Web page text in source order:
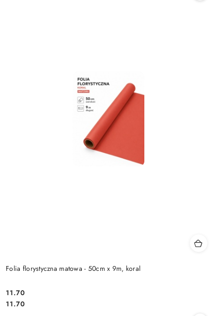
Folia florystyczna matowa - 50cm x 9m, koral
Cena:
11.70
Cena:
11.70